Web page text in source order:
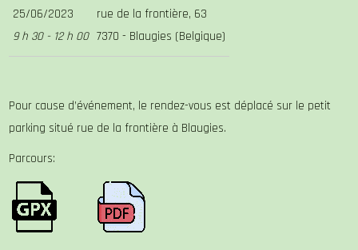
25/06/2023
9 h 30 - 12 h 00
rue de la frontière, 63
7370 - Blaugies (Belgique)
Pour cause d’événement, le rendez-vous est déplacé sur le petit
parking situé rue de la frontière à Blaugies.
Parcours: